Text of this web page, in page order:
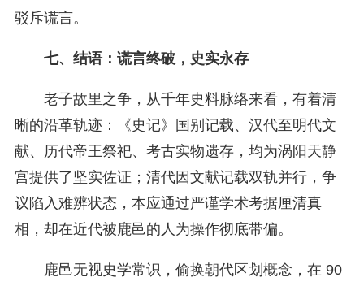
驳斥谎言。
七、结语：谎言终破，史实永存
老子故里之争，从千年史料脉络来看，有着清
晰的沿革轨迹：《史记》国别记载、汉代至明代文
献、历代帝王祭祀、考古实物遗存，均为涡阳天静
宫提供了坚实佐证；清代因文献记载双轨并行，争
议陷入难辨状态，本应通过严谨学术考据厘清真
相，却在近代被鹿邑的人为操作彻底带偏。
鹿邑无视史学常识，偷换朝代区划概念，在 90